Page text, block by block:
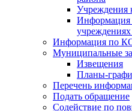
Учреждения
Информация
Информация по
Муниципальные
Извещения
Планы-
Перечень
Подать обращение
Содействие по